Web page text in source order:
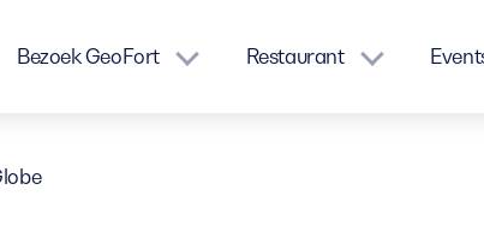
Bezoek GeoFort Restaurant